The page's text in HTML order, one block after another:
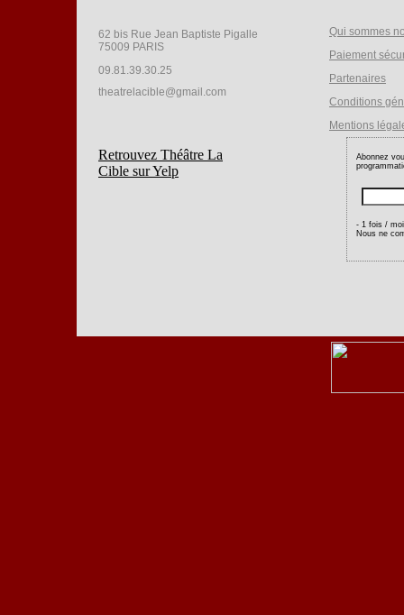
62 bis Rue Jean Baptiste Pigalle
75009 PARIS
09.81.39.30.25
theatrelacible@gmail.com
Retrouvez Théâtre La
Cible sur Yelp
Qui sommes
Paiement
Partenaires
Conditions
Mentions
Abonnez
- 1 fois /
Nous ne